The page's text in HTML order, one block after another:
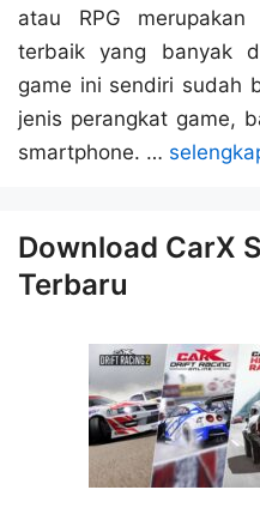
atau RPG
terbaik yang banyak
game ini sendiri sudah
jenis perangkat game,
smartphone. …
Download CarX
Terbaru